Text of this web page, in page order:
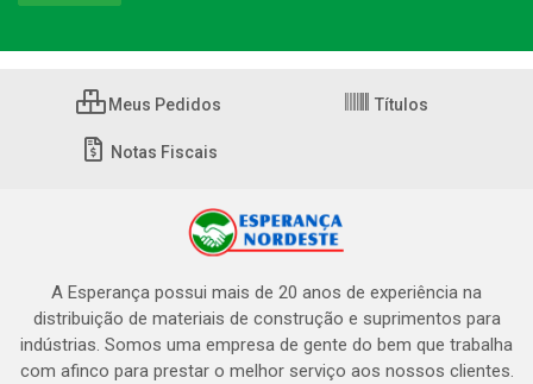
Meus Pedidos Títulos
Notas Fiscais
A Esperança possui mais de 20 anos de experiência na
distribuição de materiais de construção e suprimentos para
indústrias. Somos uma empresa de gente do bem que trabalha
com afinco para prestar o melhor serviço aos nossos clientes.